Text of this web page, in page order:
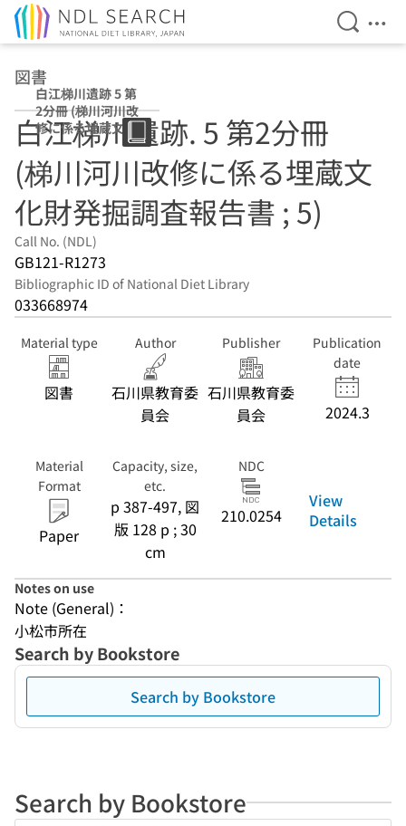
Open
図書
白江梯川遺跡 5 第
2分冊 (梯川河川改
修に係る埋蔵文化
財発掘調査報告書
; 5)
白江梯川遺跡. 5 第2分冊
(梯川河川改修に係る埋蔵文
化財発掘調査報告書 ; 5)
Call No. (NDL)
GB121-R1273
Bibliographic ID of National Diet Library
033668974
Material type
図書
Author
石川県教育委
員会
Publisher
石川県教育委
員会
Publication
date
2024.3
Material
Format
Paper
Capacity, size,
etc.
p 387-497, 図
版 128 p ; 30
cm
NDC
210.0254
View
Details
Notes on use
Note (General)：
小松市所在
Search by Bookstore
Search by Bookstore
Search by Bookstore